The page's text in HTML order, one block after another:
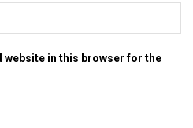
website in this browser for the